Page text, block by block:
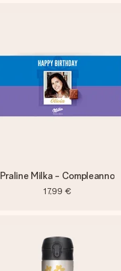
Praline Milka - Compleanno
17,99 €